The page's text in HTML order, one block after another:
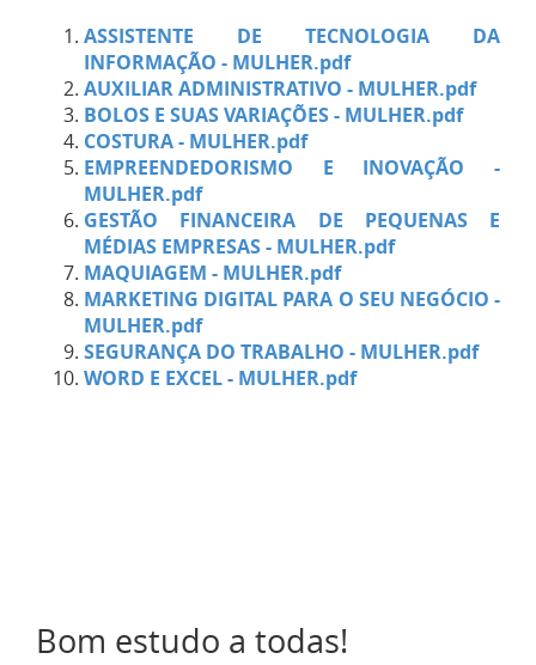
ASSISTENTE DE TECNOLOGIA DA
INFORMAÇÃO - MULHER.pdf
AUXILIAR ADMINISTRATIVO - MULHER.pdf
BOLOS E SUAS VARIAÇÕES - MULHER.pdf
COSTURA - MULHER.pdf
EMPREENDEDORISMO E INOVAÇÃO -
MULHER.pdf
GESTÃO FINANCEIRA DE PEQUENAS E
MÉDIAS EMPRESAS - MULHER.pdf
MAQUIAGEM - MULHER.pdf
MARKETING DIGITAL PARA O SEU NEGÓCIO -
MULHER.pdf
SEGURANÇA DO TRABALHO - MULHER.pdf
WORD E EXCEL - MULHER.pdf
Bom estudo a todas!